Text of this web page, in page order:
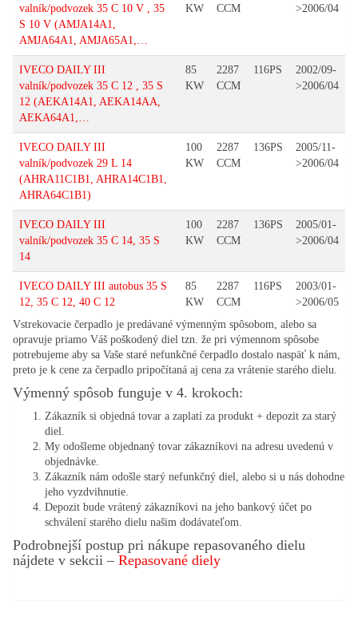
valník/podvozek 35 C 10 V , 35
S 10 V (AMJA14A1,
AMJA64A1, AMJA65A1,…
KW
CCM
>2006/04
IVECO DAILY III
valník/podvozek 35 C 12 , 35 S
12 (AEKA14A1, AEKA14AA,
AEKA64A1,…
85
KW
2287
CCM
116PS
2002/09-
>2006/04
IVECO DAILY III
valník/podvozek 29 L 14
(AHRA11C1B1, AHRA14C1B1,
AHRA64C1B1)
100
KW
2287
CCM
136PS
2005/11-
>2006/04
IVECO DAILY III
valník/podvozek 35 C 14, 35 S
14
100
KW
2287
CCM
136PS
2005/01-
>2006/04
IVECO DAILY III autobus 35 S
12, 35 C 12, 40 C 12
85
KW
2287
CCM
116PS
2003/01-
>2006/05
Vstrekovacie čerpadlo je predávané výmenným spôsobom, alebo sa
opravuje priamo Váš poškodený diel tzn. že pri výmennom spôsobe
potrebujeme aby sa Vaše staré nefunkčné čerpadlo dostalo naspäť k nám,
preto je k cene za čerpadlo pripočítaná aj cena za vrátenie starého dielu.
Výmenný spôsob funguje v 4. krokoch:
Zákazník si objedná tovar a zaplatí za produkt + depozit za starý
diel.
My odošleme objednaný tovar zákazníkovi na adresu uvedenú v
objednávke.
Zákazník nám odošle starý nefunkčný diel, alebo si u nás dohodne
jeho vyzdvihnutie.
Depozit bude vrátený zákazníkovi na jeho bankový účet po
schválení starého dielu našim dodávateľom.
Podrobnejší postup pri nákupe repasovaného dielu
nájdete v sekcii – Repasované diely